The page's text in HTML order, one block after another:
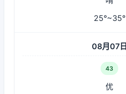
25°~35°
08月07日
43
优